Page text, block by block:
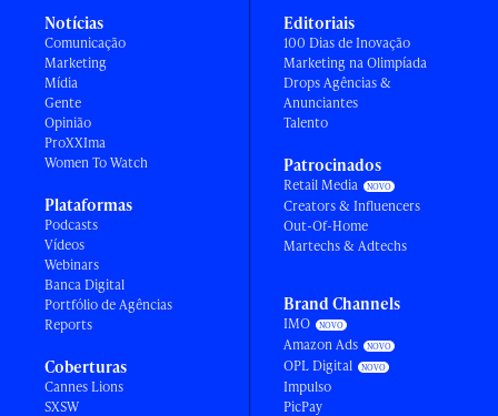
Notícias
Comunicação
Marketing
Mídia
Gente
Opinião
ProXXIma
Women To Watch
Plataformas
Podcasts
Vídeos
Webinars
Banca Digital
Portfólio de Agências
Reports
Coberturas
Cannes Lions
SXSW
Editoriais
100 Dias de Inovação
Marketing na Olimpíada
Drops Agências &
Anunciantes
Talento
Patrocinados
Retail Media
Creators & Influencers
Out-Of-Home
Martechs & Adtechs
Brand Channels
IMO
Amazon Ads
OPL Digital
Impulso
PicPay